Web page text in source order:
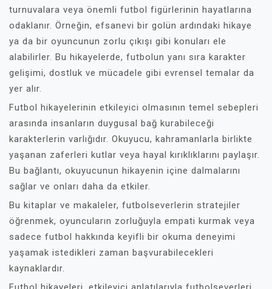
turnuvalara veya önemli futbol figürlerinin hayatlarına
odaklanır. Örneğin, efsanevi bir golün ardındaki hikaye
ya da bir oyuncunun zorlu çıkışı gibi konuları ele
alabilirler. Bu hikayelerde, futbolun yanı sıra karakter
gelişimi, dostluk ve mücadele gibi evrensel temalar da
yer alır.
Futbol hikayelerinin etkileyici olmasının temel sebepleri
arasında insanların duygusal bağ kurabileceği
karakterlerin varlığıdır. Okuyucu, kahramanlarla birlikte
yaşanan zaferleri kutlar veya hayal kırıklıklarını paylaşır.
Bu bağlantı, okuyucunun hikayenin içine dalmalarını
sağlar ve onları daha da etkiler.
Bu kitaplar ve makaleler, futbolseverlerin stratejiler
öğrenmek, oyuncuların zorluğuyla empati kurmak veya
sadece futbol hakkında keyifli bir okuma deneyimi
yaşamak istedikleri zaman başvurabilecekleri
kaynaklardır.